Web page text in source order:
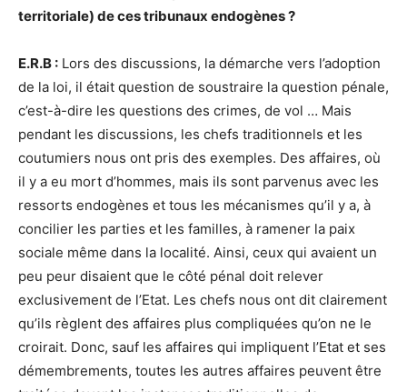
territoriale) de ces tribunaux endogènes ?
E.R.B : Lors des discussions, la démarche vers l’adoption
de la loi, il était question de soustraire la question pénale,
c’est-à-dire les questions des crimes, de vol … Mais
pendant les discussions, les chefs traditionnels et les
coutumiers nous ont pris des exemples. Des affaires, où
il y a eu mort d’hommes, mais ils sont parvenus avec les
ressorts endogènes et tous les mécanismes qu’il y a, à
concilier les parties et les familles, à ramener la paix
sociale même dans la localité. Ainsi, ceux qui avaient un
peu peur disaient que le côté pénal doit relever
exclusivement de l’Etat. Les chefs nous ont dit clairement
qu’ils règlent des affaires plus compliquées qu’on ne le
croirait. Donc, sauf les affaires qui impliquent l’Etat et ses
démembrements, toutes les autres affaires peuvent être